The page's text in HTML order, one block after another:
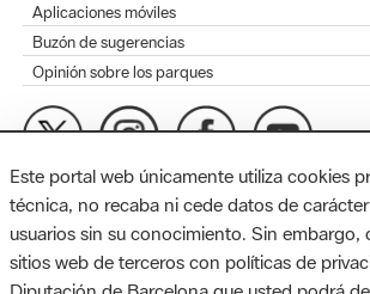
Aplicaciones móviles
Buzón de sugerencias
Opinión sobre los parques
MAPA WEB AVISO LEGAL ACCESIBILIDAD
Diputación de Barcelona. Edifici Llacuna, 1a
08005 Barcelona. Tel. 934 022 428 /
Este portal web únicamente utiliza cookies
técnica, no recaba ni cede datos de
usuarios sin su conocimiento. Sin embargo,
sitios web de terceros con políticas de